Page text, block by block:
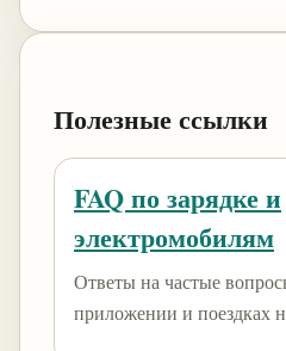
Полезные ссылки
FAQ по зарядке и
электромобилям
Ответы на частые
приложении и поездках